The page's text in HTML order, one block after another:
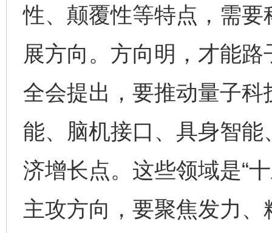
性、颠覆性等特点，需
展方向。方向明，才能
全会提出，要推动量子
能、脑机接口、具身智
济增长点。这些领域是“
主攻方向，要聚焦发力